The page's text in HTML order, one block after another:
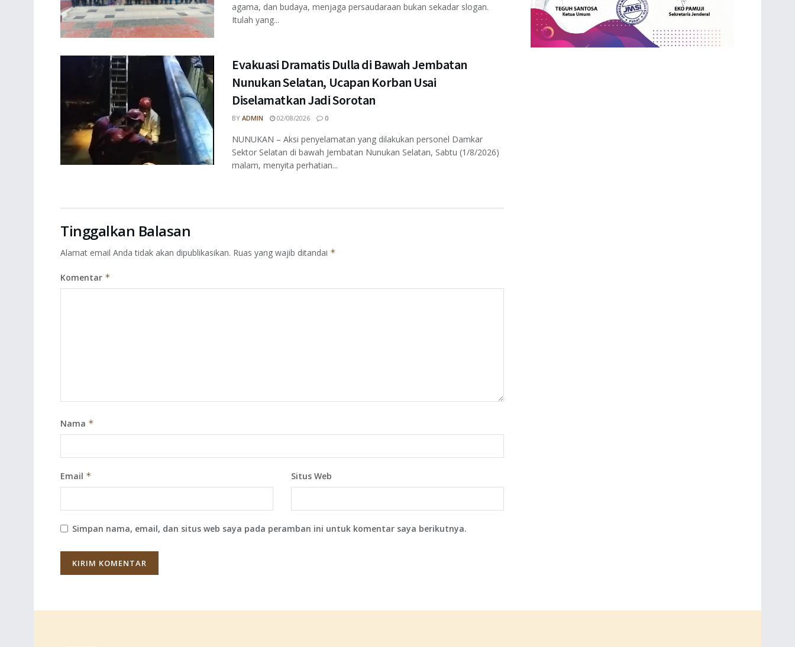
agama, dan budaya, menjaga persaudaraan bukan sekadar slogan.
Itulah yang...
Evakuasi Dramatis Dulla di Bawah Jembatan
Nunukan Selatan, Ucapan Korban Usai
Diselamatkan Jadi Sorotan
BY ADMIN 02/08/2026 0
NUNUKAN – Aksi penyelamatan yang dilakukan personel Damkar
Sektor Selatan di bawah Jembatan Nunukan Selatan, Sabtu (1/8/2026)
malam, menyita perhatian...
Tinggalkan Balasan
Alamat email Anda tidak akan dipublikasikan. Ruas yang wajib ditandai *
Komentar *
Nama *
Email * Situs Web
Simpan nama, email, dan situs web saya pada peramban ini untuk komentar saya berikutnya.